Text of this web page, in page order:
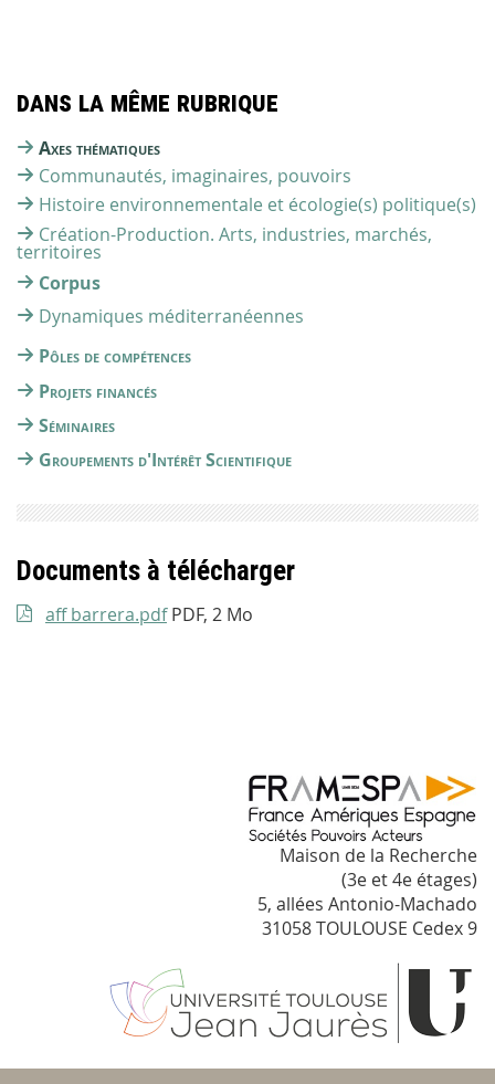
Dans la même rubrique
Axes thématiques
Communautés, imaginaires, pouvoirs
Histoire environnementale et écologie(s) politique(s)
Création-Production. Arts, industries, marchés,
territoires
Corpus
Dynamiques méditerranéennes
Pôles de compétences
Projets financés
Séminaires
Groupements d'Intérêt Scientifique
Documents à télécharger
aff barrera.pdf PDF, 2 Mo
Maison de la Recherche
(3e et 4e étages)
5, allées Antonio-Machado
31058 TOULOUSE Cedex 9